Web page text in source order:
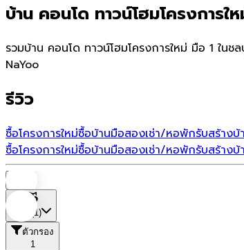
บ้าน คอนโด ทาวน์โฮมโครงการ
รวมบ้าน คอนโด ทาวน์โฮมโครงการใหม่ มือ 1 ใน
NaYoo
รีวิว
ซื้อโครงการใหม่ซื้อบ้านมือสองเช่า/หอพักรับสร้างบ้
ซื้อโครงการใหม่ซื้อบ้านมือสองเช่า/หอพักรับสร้างบ้
(1)
ตัวกรอง
1